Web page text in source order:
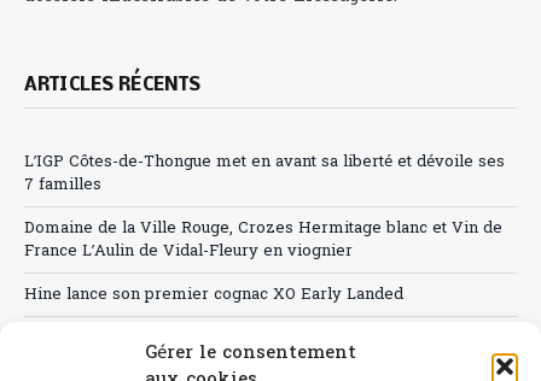
Gérer le consentement
ARTICLES RÉCENTS
L’IGP Côtes-de-Thongue met en avant sa liberté et dévoile ses
7 familles
Domaine de la Ville Rouge, Crozes Hermitage blanc et Vin de
France L’Aulin de Vidal-Fleury en viognier
Hine lance son premier cognac XO Early Landed